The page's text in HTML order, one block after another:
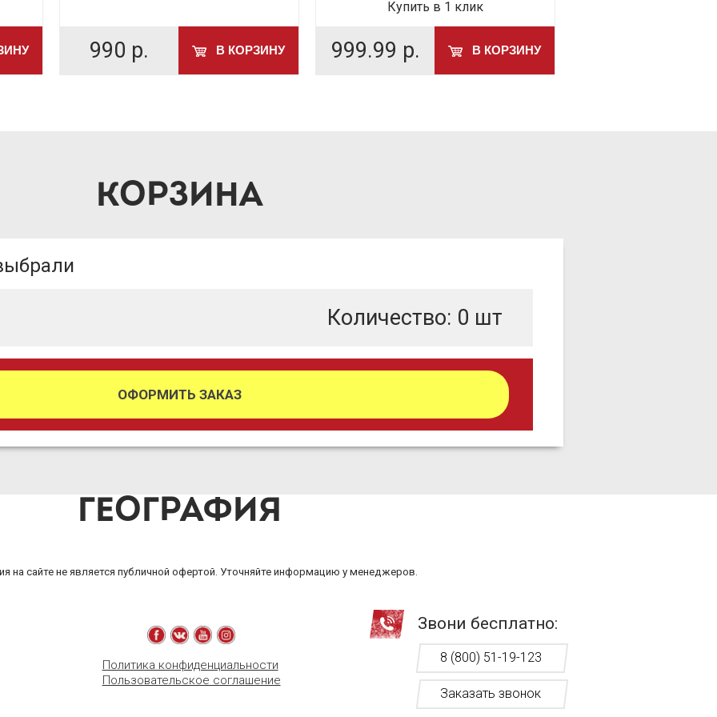
990 р. В КОРЗИНУ 999.99 р. В КОРЗИНУ
Купить в 1 клик
КОРЗИНА
Количество: 0 шт
ОФОРМИТЬ ЗАКАЗ
ГЕОГРАФИЯ
на сайте не является публичной офертой. Уточняйте информацию у менеджеров.
Политика конфиденциальности
Пользовательское соглашение
Звони бесплатно:
8 (800) 51-19-123
Заказать звонок